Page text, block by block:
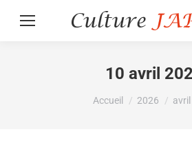
10 avril
Vous êtes ici :
Accueil 2026 avril